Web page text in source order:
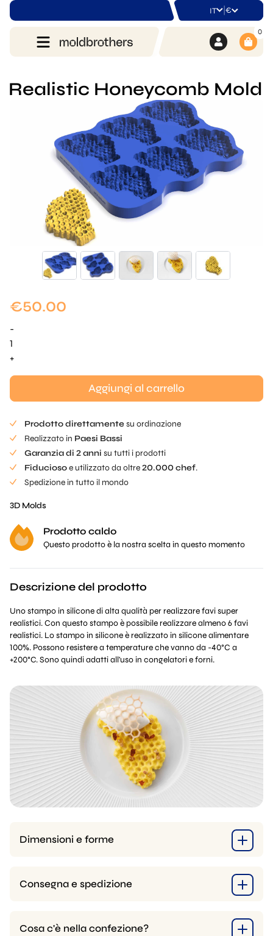
IT | €
0
Realistic Honeycomb Mold
€50.00
-
Nido
d'ape
quantità
+
Aggiungi al carrello
Prodotto direttamentesu ordinazione
Realizzato in Paesi Bassi
Garanzia di 2 anni su tutti i prodotti
Fiduciosoe utilizzato da oltre20.000 chef.
Spedizione in tutto il mondo
3D Molds
Prodotto caldo
Questo prodotto è la nostra scelta in questo momento
Descrizione del prodotto
Uno stampo in silicone di alta qualità per realizzare favi super
realistici. Con questo stampo è possibile realizzare almeno 6 favi
realistici. Lo stampo in silicone è realizzato in silicone alimentare
100%. Possono resistere a temperature che vanno da -40°C a
+200°C. Sono quindi adatti all'uso in congelatori e forni.
Dimensioni e forme
Consegna e spedizione
Cosa c'è nella confezione?